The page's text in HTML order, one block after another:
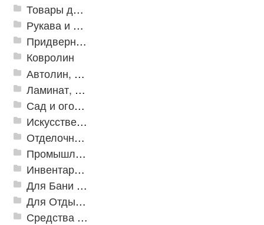
Товары для дома
Рукава и шланги промышленные
Придверные решетки
Ковролин
Автолин, Транслин, Линолеум
Ламинат, Кварцвиниловая плитка SPC
Сад и огород
Искусственная трава
Отделочные профили
Промышленный текстиль
Инвентарь для клининга
Для Бани и Сауны
Для Отдыха и Пикника
Средства от насекомых и садовых вредителей